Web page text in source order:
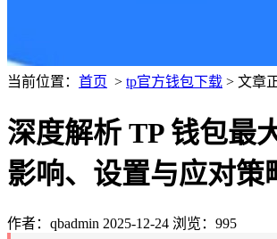
当前位置： 首页 > tp官方钱包下载 > 文章
深度解析 TP 钱包最
影响、设置与应对策
作者：qbadmin 2025-12-24 浏览：995